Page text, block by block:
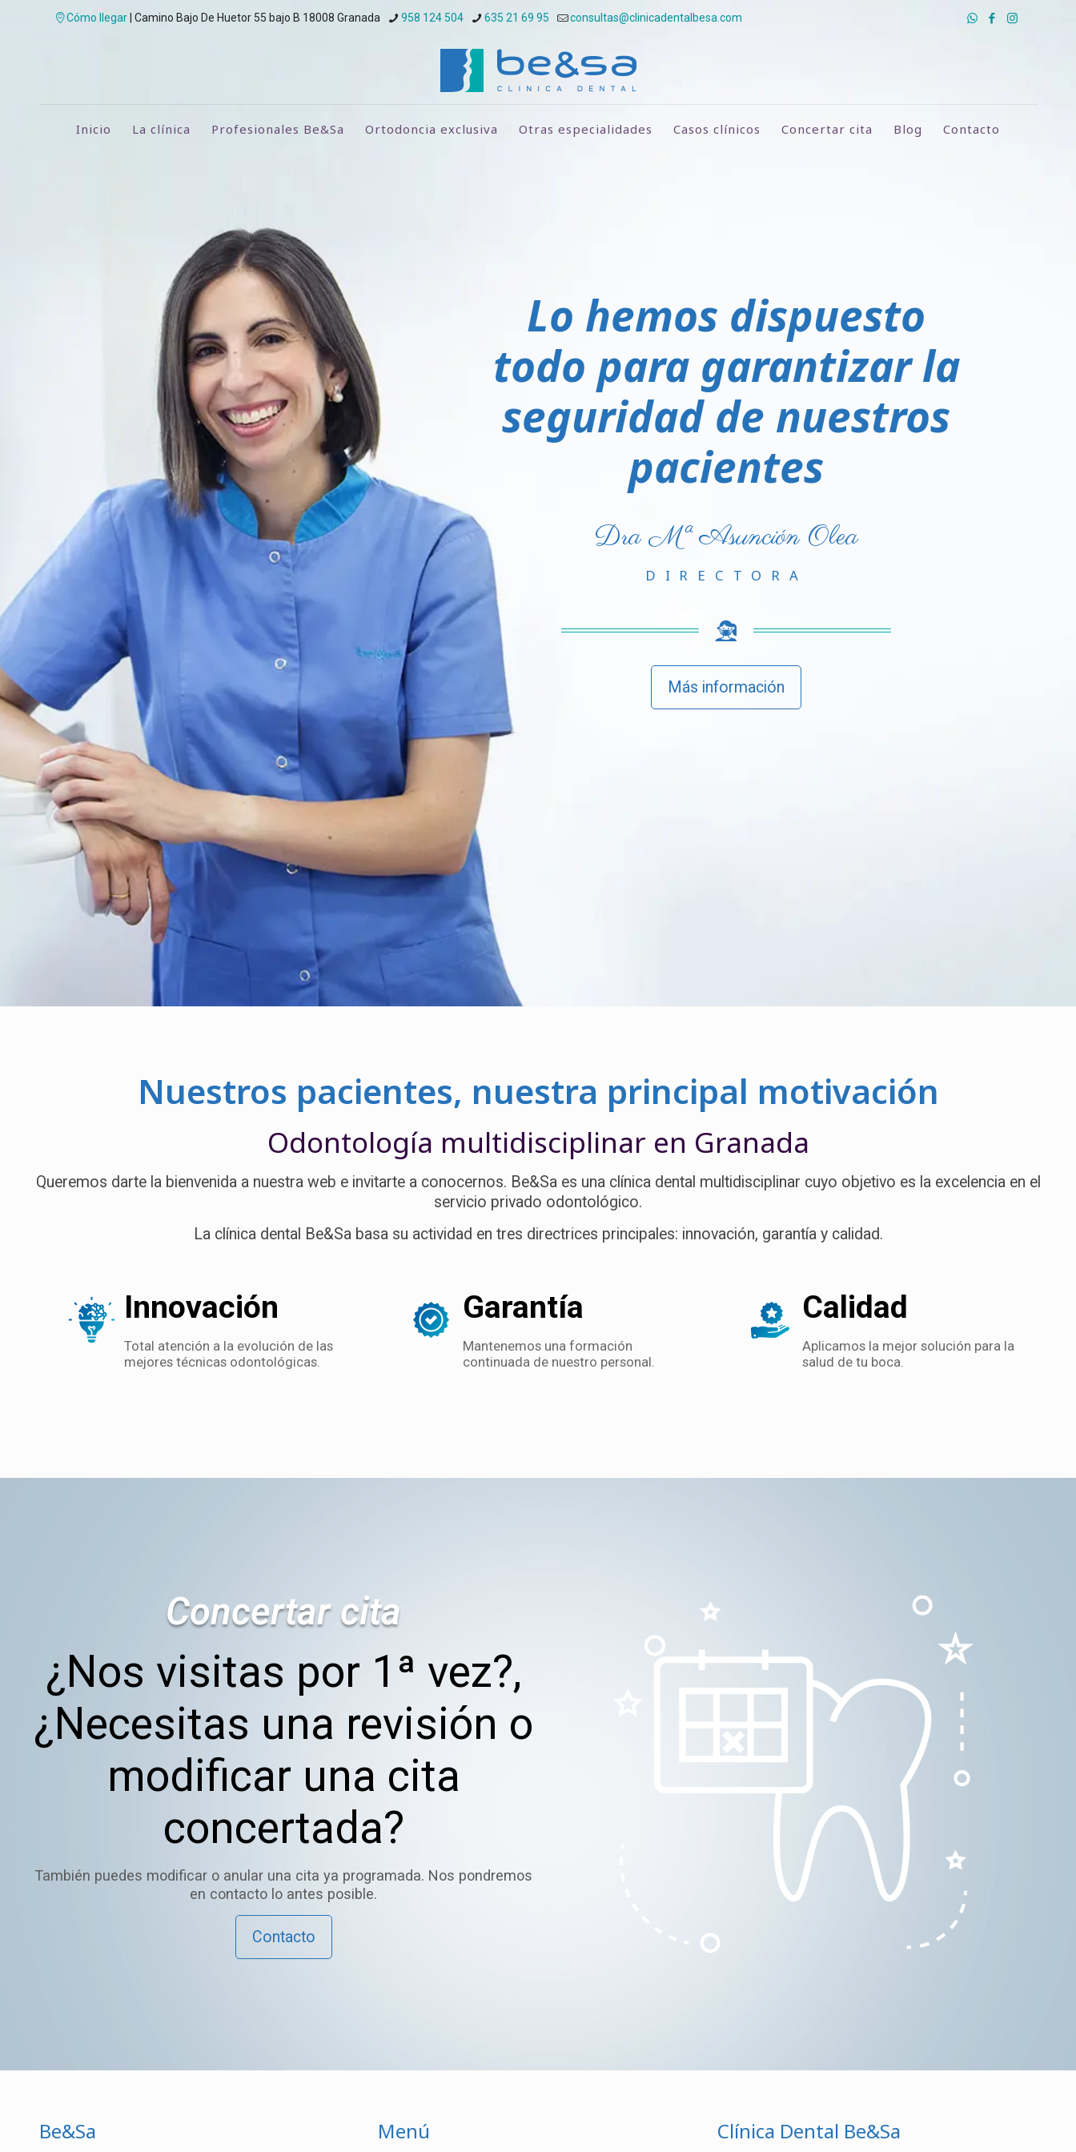
Cómo llegar| Camino Bajo De Huetor 55 bajo B 18008 Granada 958 124 504 635 21 69 95 consultas@clinicadentalbesa.com
Inicio La clínica Profesionales Be&Sa Ortodoncia exclusiva Otras especialidades Casos clínicos Concertar cita Blog Contacto
Lo hemos dispuesto
todo para garantizar la
seguridad de nuestros
pacientes
Dra Mª Asunción Olea
DIRECTORA
Más información
Nuestros pacientes, nuestra principal motivación
Odontología multidisciplinar en Granada
Queremos darte la bienvenida a nuestra web e invitarte a conocernos. Be&Sa es una clínica dental multidisciplinar cuyo objetivo es la excelencia en el
servicio privado odontológico.
La clínica dental Be&Sa basa su actividad en tres directrices principales: innovación, garantía y calidad.
Innovación
Total atención a la evolución de las
mejores técnicas odontológicas.
Garantía
Mantenemos una formación
continuada de nuestro personal.
Calidad
Aplicamos la mejor solución para la
salud de tu boca.
Concertar cita
¿Nos visitas por 1ª vez?,
¿Necesitas una revisión o
modificar una cita
concertada?
También puedes modificar o anular una cita ya programada. Nos pondremos
en contacto lo antes posible.
Contacto
Be&Sa Menú Clínica Dental Be&Sa